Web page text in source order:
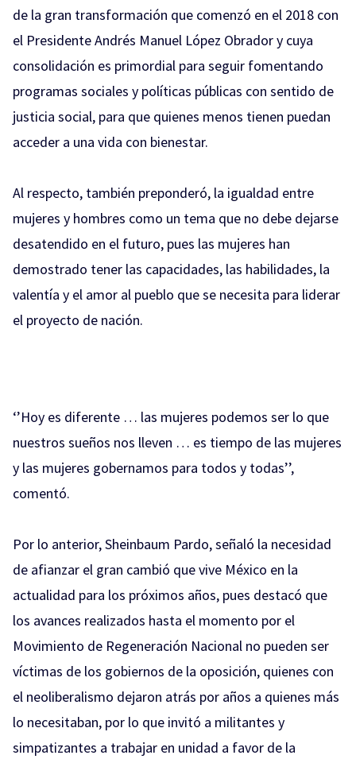
de la gran transformación que comenzó en el 2018 con
el Presidente Andrés Manuel López Obrador y cuya
consolidación es primordial para seguir fomentando
programas sociales y políticas públicas con sentido de
justicia social, para que quienes menos tienen puedan
acceder a una vida con bienestar.
Al respecto, también preponderó, la igualdad entre
mujeres y hombres como un tema que no debe dejarse
desatendido en el futuro, pues las mujeres han
demostrado tener las capacidades, las habilidades, la
valentía y el amor al pueblo que se necesita para liderar
el proyecto de nación.
‘’Hoy es diferente … las mujeres podemos ser lo que
nuestros sueños nos lleven … es tiempo de las mujeres
y las mujeres gobernamos para todos y todas’’,
comentó.
Por lo anterior, Sheinbaum Pardo, señaló la necesidad
de afianzar el gran cambió que vive México en la
actualidad para los próximos años, pues destacó que
los avances realizados hasta el momento por el
Movimiento de Regeneración Nacional no pueden ser
víctimas de los gobiernos de la oposición, quienes con
el neoliberalismo dejaron atrás por años a quienes más
lo necesitaban, por lo que invitó a militantes y
simpatizantes a trabajar en unidad a favor de la